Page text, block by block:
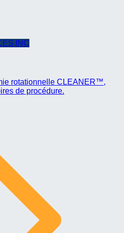
INC
rotationnelle CLEANER™,
de procédure.